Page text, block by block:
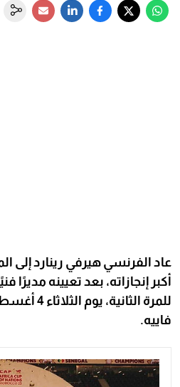
عاد الفرنسي هيرفي رينارد إلى
أكبر إنجازاته، بعد تعيينه مديرًا
فاييه.